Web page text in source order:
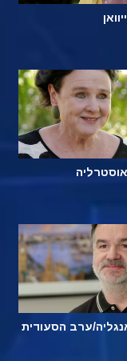
אוסטרליה
ערב הסעודית